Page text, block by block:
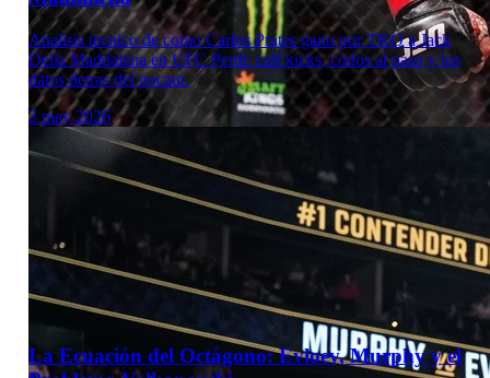
Laboratorio Técnico
Analisis tecnico de como Carlos Prates gano por TKO a Jack
Della Maddalena en UFC Perth: calf kicks, codos al paso y los
datos detras del nocaut.
2 may 2026
La Ecuación del Octágono: Evloev, Murphy y el